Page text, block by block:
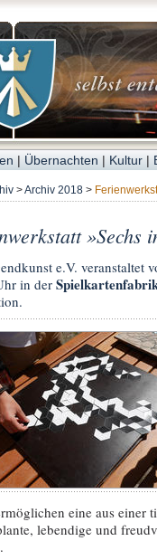
| Übernachten | Kultur |
>Archiv 2018 >
»Sechs
e.V. veranstaltet
in der
eine aus einer
lebendige und